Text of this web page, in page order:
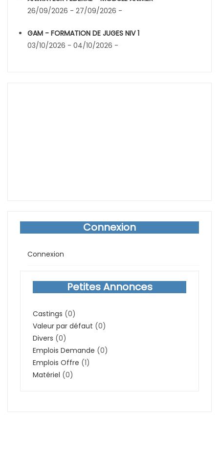
26/09/2026 - 27/09/2026 -
GAM - FORMATION DE JUGES NIV 1
03/10/2026 - 04/10/2026 -
Connexion
Connexion
Petites Annonces
Castings (0)
Valeur par défaut (0)
Divers (0)
Emplois Demande (0)
Emplois Offre (1)
Matériel (0)